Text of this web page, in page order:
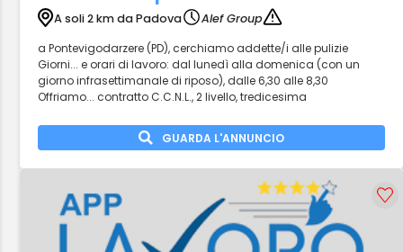
A soli 2 km da Padova
Alef Group
a Pontevigodarzere (PD), cerchiamo addette/i alle pulizie
Giorni... e orari di lavoro: dal lunedì alla domenica (con un
giorno infrasettimanale di riposo), dalle 6,30 alle 8,30
Offriamo... contratto C.C.N.L., 2 livello, tredicesima
GUARDA L'ANNUNCIO